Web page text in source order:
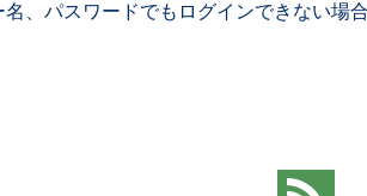
、パスワードでもログインできない場